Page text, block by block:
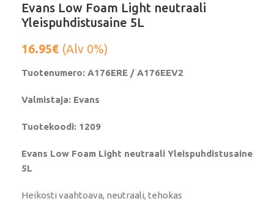
Evans Low Foam Light neutraali
Yleispuhdistusaine 5L
16.95€ (Alv 0%)
Tuotenumero: A176ERE / A176EEV2
Valmistaja: Evans
Tuotekoodi: 1209
Evans Low Foam Light neutraali Yleispuhdistusaine
5L
Heikosti vaahtoava, neutraali, tehokas